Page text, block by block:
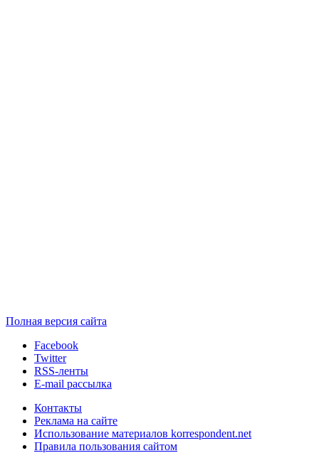
Полная версия сайта
Facebook
Twitter
RSS-ленты
E-mail рассылка
Контакты
Реклама на сайте
Использование материалов korrespondent.net
Правила пользования сайтом